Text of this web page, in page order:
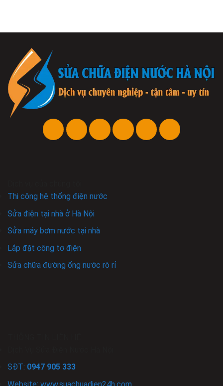
Thi công hệ thống điện nước
Sửa điện tại nhà ở Hà Nội
Sửa máy bơm nước tại nhà
Lắp đặt công tơ điện
Sửa chữa đường ống nước rò rỉ
SĐT: 0947 905 333